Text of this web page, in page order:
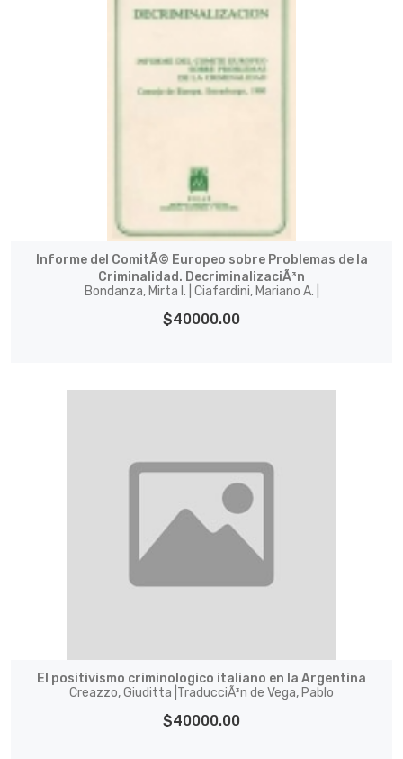
Informe del ComitÃ© Europeo sobre Problemas de la
Criminalidad. DecriminalizaciÃ³n
Bondanza, Mirta I. | Ciafardini, Mariano A. |
$40000.00
El positivismo criminologico italiano en la Argentina
Creazzo, Giuditta |TraducciÃ³n de Vega, Pablo
$40000.00